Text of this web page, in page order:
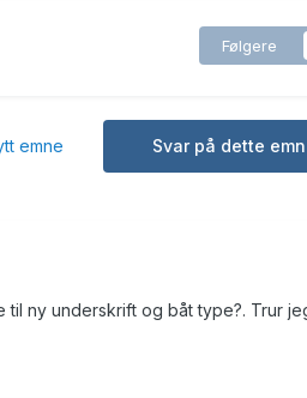
Følgere
Svar på dette
emne
til ny underskrift og båt type?. Trur